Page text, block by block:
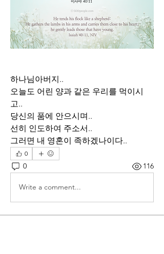
하나님아버지..
오늘도 어린 양과 같은 우리를 먹이시
고..
당신의 품에 안으시며..
선히 인도하여 주소서..
그러면 내 영혼이 족하겠나이다..
0
0 116
Write a comment...